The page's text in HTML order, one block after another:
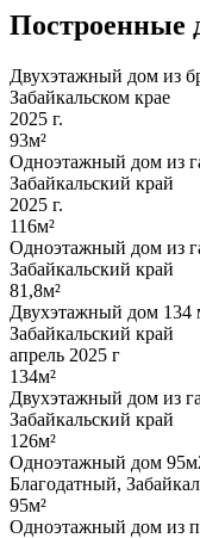
Построенные
Двухэтажный дом из
Забайкальском крае
2025 г.
93м²
Одноэтажный дом из
Забайкальский край
2025 г.
116м²
Одноэтажный дом из
Забайкальский край
81,8м²
Двухэтажный дом 134
Забайкальский край
апрель 2025 г
134м²
Двухэтажный дом из
Забайкальский край
126м²
Одноэтажный дом
Благодатный,
95м²
Одноэтажный дом из